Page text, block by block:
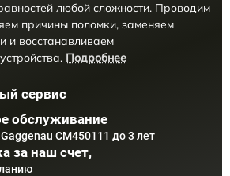
любой сложности. Проводим
причины поломки, заменяем
и восстанавливаем
Подробнее
сервис
обслуживание
CM450111 до 3 лет
за наш счет,